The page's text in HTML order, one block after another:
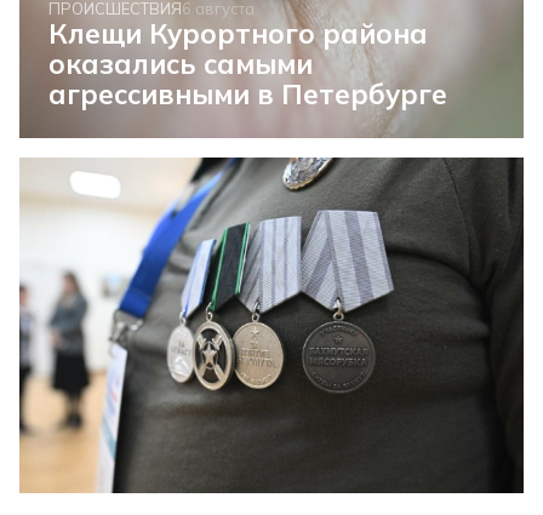
ПРОИСШЕСТВИЯ6 августа
Клещи Курортного района
оказались самыми
агрессивными в Петербурге